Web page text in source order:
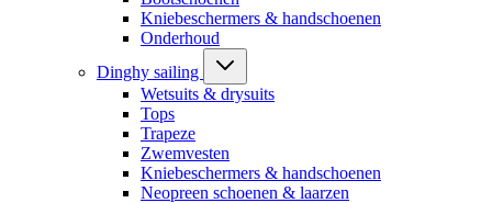
Kniebeschermers & handschoenen
Onderhoud
Dinghy sailing
Wetsuits & drysuits
Tops
Trapeze
Zwemvesten
Kniebeschermers & handschoenen
Neopreen schoenen & laarzen